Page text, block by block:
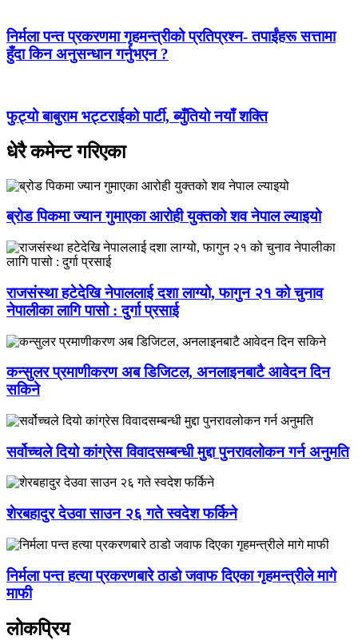
निर्मला पन्त प्रकरणमा गृहमन्त्रीको प्रतिप्रश्न- तपाईंहरू सत्तामा
हुँदा किन अनुसन्धान गर्नुभएन ?
फुट्यो बाबुराम भट्टराईको पार्टी, ब्युँतियो नयाँ शक्ति
धेरै कमेन्ट गरिएका
ब्रोड पिकमा ज्यान गुमाएका आरोही युक्तको शव नेपाल ल्याइयो
राजसंस्था हटेदेखि नेपाललाई दशा लाग्यो, फागुन २१ को चुनाव
नेपालीका लागि पासो : दुर्गा प्रसाई
कन्सुलर प्रमाणीकरण अब डिजिटल, अनलाइनबाटै आवेदन दिन
सकिने
सर्वोच्चले दियो कांग्रेस विवादसम्बन्धी मुद्दा पुनरावलोकन गर्न अनुमति
शेरबहादुर देउवा साउन २६ गते स्वदेश फर्किने
निर्मला पन्त हत्या प्रकरणबारे ठाडो जवाफ दिएका गृहमन्त्रीले मागे
माफी
लोकप्रिय